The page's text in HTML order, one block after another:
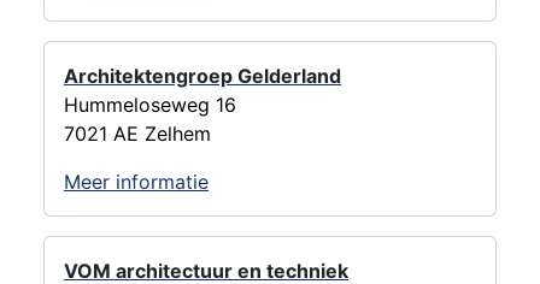
Architektengroep Gelderland
Hummeloseweg 16
7021 AE Zelhem
Meer informatie
VOM architectuur en techniek